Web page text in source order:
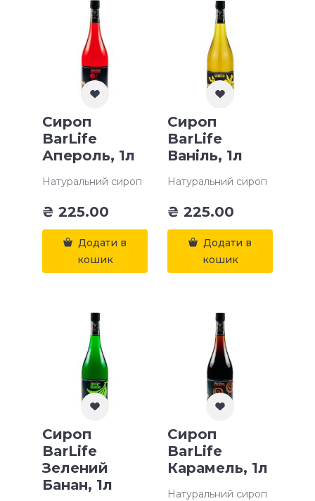
Сироп
BarLife
Апероль, 1л
Натуральний сироп
₴ 225.00
Додати в
кошик
Сироп
BarLife
Ваніль, 1л
Натуральний сироп
₴ 225.00
Додати в
кошик
Сироп
BarLife
Зелений
Банан, 1л
Сироп
BarLife
Карамель, 1л
Натуральний сироп